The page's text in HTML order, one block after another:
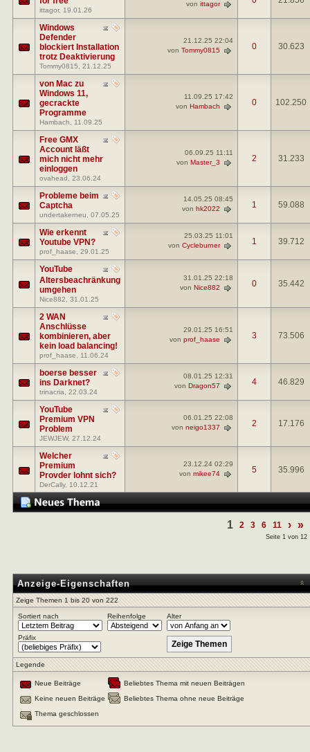
ittagor, 19.01.26
von ittagor
Windows
Defender
blockiert Installation
trotz Deaktivierung
Tommy0815 , 21.12.25
21.12.25 22:04
von Tommy0815 0 30.623
von Mac zu
Windows 11,
gecrackte
Programme
Hambach , 11.09.25
11.09.25 17:42
von Hambach 0 102.250
Free GMX
Account läßt
mich nicht mehr
einloggen
ovahead , 23.06.24
06.09.25 11:11
von Master_3 2 31.233
Probleme beim
Captcha
undertakerneu , 07.05.25
14.05.25 08:45
von hk2022 1 59.088
Wie erkennt
Youtube VPN?
prof_haase , 29.01.25
25.03.25 11:01
von Cycleburner 1 39.712
YouTube
Altersbeachränkung
umgehen
Nice882 , 31.01.25
31.01.25 22:18
von Nice882 0 35.442
2 WAN
Anschlüsse
kombinieren, aber
kein load balancing!
prof_haase , 11.06.24
29.01.25 16:51
von prof_haase 3 73.506
boerse besser
ins Darknet?
trinacria , 22.03.24
08.01.25 12:31
von Dragon57 4 46.829
YouTube
Premium VPN
Problem
JEWJEW, 27.12.24
06.01.25 22:08
von neigo1337 2 17.176
Welcher
Premium
Provder lohnt sich?
DerCally, 10.12.21
23.12.24 02:29
von mikee74 5 35.996
1 2 3 6 11 › »
Seite 1 von 12
Anzeige-Eigenschaften
Zeige Themen 1 bis 20 von 222
Sortiert nach Reihenfolge Alter
Präfix
Legende
Neue Beiträge
Beliebtes Thema mit neuen Beiträgen
Keine neuen Beiträge
Beliebtes Thema ohne neue Beiträge
Thema geschlossen